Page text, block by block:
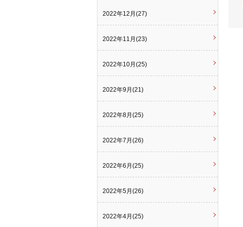
2022年12月(27)
2022年11月(23)
2022年10月(25)
2022年9月(21)
2022年8月(25)
2022年7月(26)
2022年6月(25)
2022年5月(26)
2022年4月(25)